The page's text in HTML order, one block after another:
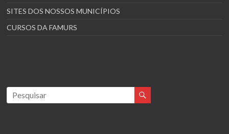
SITES DOS NOSSOS MUNICÍPIOS
CURSOS DA FAMURS